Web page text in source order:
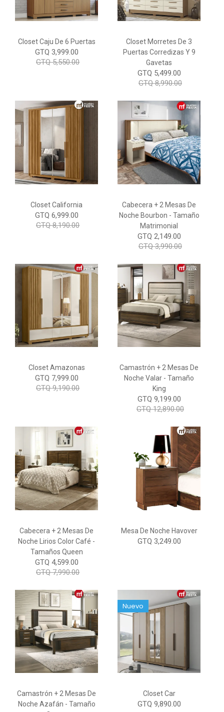
Closet Caju De 6 Puertas
GTQ 3,999.00
GTQ 5,550.00
Closet Morretes De 3
Puertas Corredizas Y 9
Gavetas
GTQ 5,499.00
GTQ 8,990.00
Closet California
GTQ 6,999.00
GTQ 8,190.00
Cabecera + 2 Mesas De
Noche Bourbon - Tamaño
Matrimonial
GTQ 2,149.00
GTQ 3,990.00
Closet Amazonas
GTQ 7,999.00
GTQ 9,190.00
Camastrón + 2 Mesas De
Noche Valar - Tamaño
King
GTQ 9,199.00
GTQ 12,890.00
Cabecera + 2 Mesas De
Noche Lirios Color Café -
Tamaños Queen
GTQ 4,599.00
GTQ 7,990.00
Mesa De Noche Havover
GTQ 3,249.00
Camastrón + 2 Mesas De
Noche Azafán - Tamaño
Closet Car
Nuevo
GTQ 9,890.00